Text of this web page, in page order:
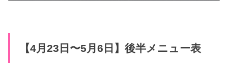
【4月23日〜5月6日】後半メニュー表